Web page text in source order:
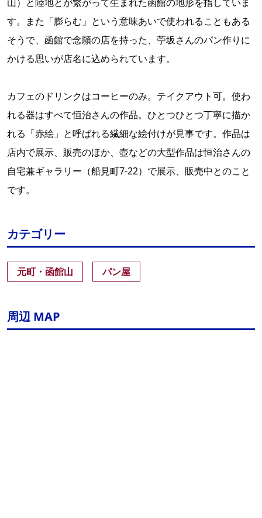
す。また「膨らむ」という意味あいで使われることもある
そうで、函館で念願の店を持った、苧坂さんのパン作りに
かける思いが店名に込められています。
カフェのドリンクはコーヒーのみ。テイクアウト可。使わ
れる器はすべて恒治さんの作品。ひとつひとつ丁寧に描か
れる「赤絵」と呼ばれる繊細な絵付けが見事です。作品は
店内で展示、販売のほか、壺などの大型作品は恒治さんの
自宅兼ギャラリー（船見町7-22）で展示、販売中とのこと
です。
カテゴリー
元町・函館山 パン屋
周辺 MAP